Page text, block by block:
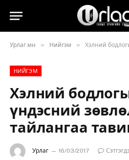
Урлаг.мн » Нийгэм » Хэлний бодлогын
НИЙГЭМ
Хэлний
үндэсний
тайлангаа
Урлаг 16/03/2017